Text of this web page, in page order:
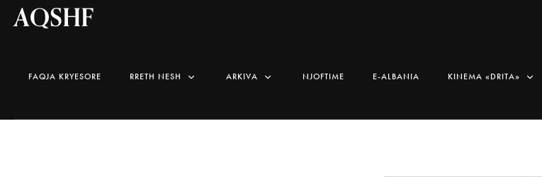
AQSHF
FAQJA KRYESORE RRETH NESH ARKIVA NJOFTIME E-ALBANIA KINEMA «DRITA»